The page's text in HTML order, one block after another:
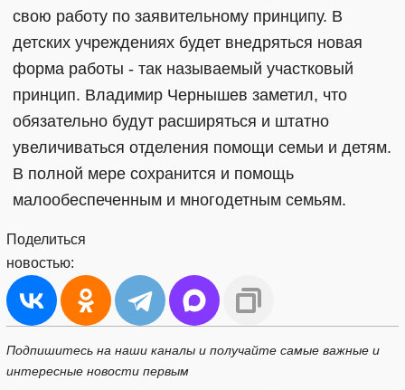
свою работу по заявительному принципу. В
детских учреждениях будет внедряться новая
форма работы - так называемый участковый
принцип. Владимир Чернышев заметил, что
обязательно будут расширяться и штатно
увеличиваться отделения помощи семьи и детям.
В полной мере сохранится и помощь
малообеспеченным и многодетным семьям.
Поделиться
новостью:
Подпишитесь на наши каналы и получайте самые важные и
интересные новости первым